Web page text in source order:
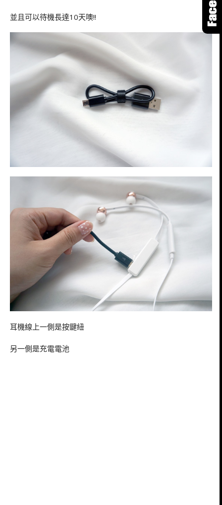
並且可以待機長達10天噢!!
耳機線上一側是按鍵紐
另一側是充電電池